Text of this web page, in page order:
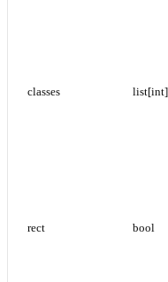
classes list[int]
rect bool